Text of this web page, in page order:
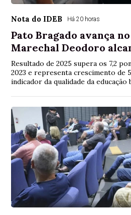
Nota do IDEB Há 20 horas
Pato Bragado avança
Marechal Deodoro
Resultado de 2025 supera os 7,2
2023 e representa crescimento de
indicador da qualidade da educação